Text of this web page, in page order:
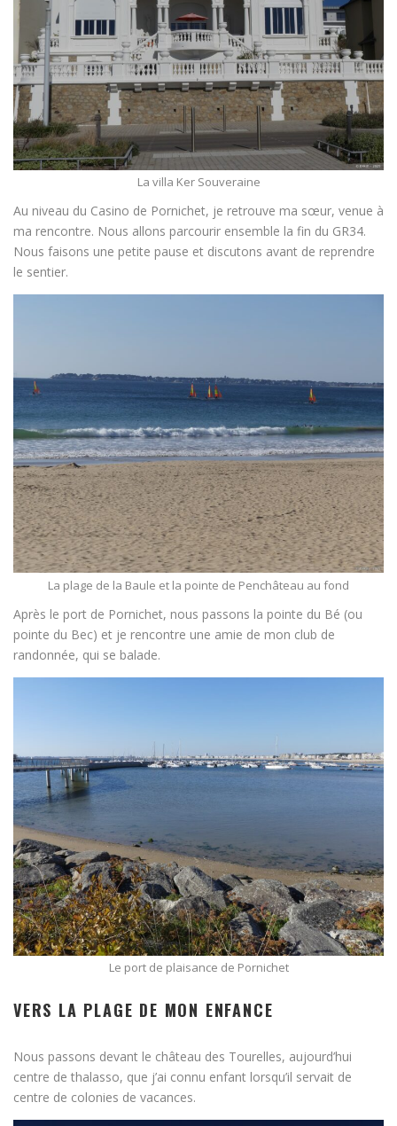
La villa Ker Souveraine
Au niveau du Casino de Pornichet, je retrouve ma sœur, venue à
ma rencontre. Nous allons parcourir ensemble la fin du GR34.
Nous faisons une petite pause et discutons avant de reprendre
le sentier.
La plage de la Baule et la pointe de Penchâteau au fond
Après le port de Pornichet, nous passons la pointe du Bé (ou
pointe du Bec) et je rencontre une amie de mon club de
randonnée, qui se balade.
Le port de plaisance de Pornichet
VERS LA PLAGE DE MON ENFANCE
Nous passons devant le château des Tourelles, aujourd’hui
centre de thalasso, que j’ai connu enfant lorsqu’il servait de
centre de colonies de vacances.